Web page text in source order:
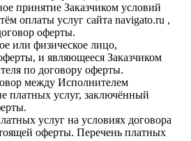
принятие Заказчиком условий
оплаты услуг сайта navigato.ru ,
оферты.
или физическое лицо,
и являющееся Заказчиком
по договору оферты.
между Исполнителем
платных услуг, заключённый
услуг на условиях договора
оферты. Перечень платных